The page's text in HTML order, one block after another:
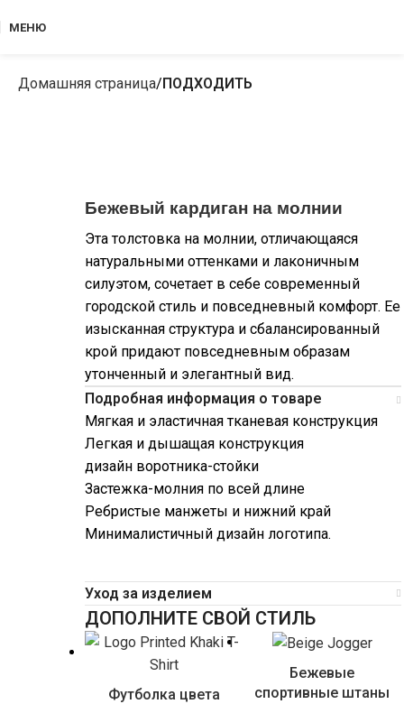
МЕНЮ
Домашняя страница ПОДХОДИТЬ
Бежевый кардиган на молнии
Эта толстовка на молнии, отличающаяся
натуральными оттенками и лаконичным
силуэтом, сочетает в себе современный
городской стиль и повседневный комфорт. Ее
изысканная структура и сбалансированный
крой придают повседневным образам
утонченный и элегантный вид.
Подробная информация о товаре
Мягкая и эластичная тканевая конструкция
Легкая и дышащая конструкция
дизайн воротника-стойки
Застежка-молния по всей длине
Ребристые манжеты и нижний край
Минималистичный дизайн логотипа.
Уход за изделием
ДОПОЛНИТЕ СВОЙ СТИЛЬ
Футболка цвета
Бежевые
спортивные штаны